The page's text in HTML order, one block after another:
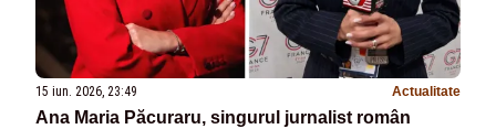
15 iun. 2026, 23:49 Actualitate
Ana Maria Păcuraru, singurul jurnalist român